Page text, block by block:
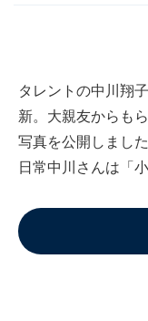
タレントの中川翔
新。大親友からも
写真を公開しまし
日常中川さんは「